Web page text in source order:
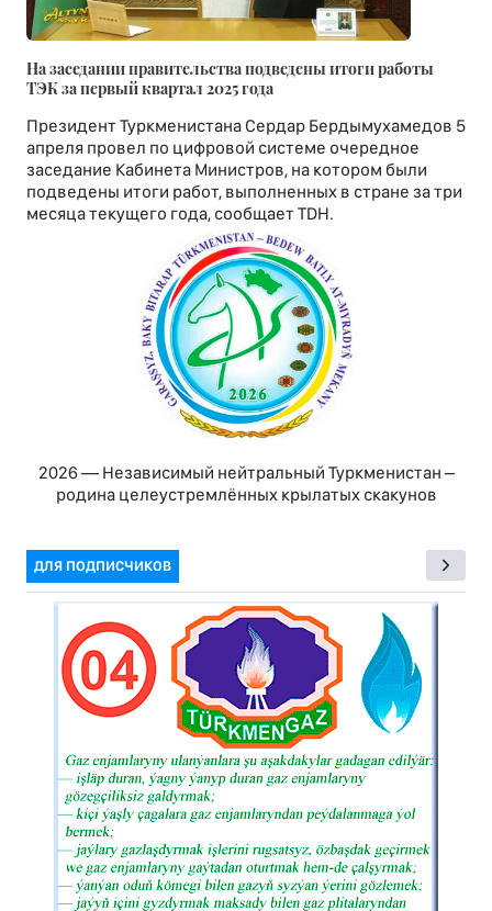
На заседании правительства подведены итоги работы
ТЭК за первый квартал 2025 года
Президент Туркменистана Сердар Бердымухамедов 5
апреля провел по цифровой системе очередное
заседание Кабинета Министров, на котором были
подведены итоги работ, выполненных в стране за три
месяца текущего года, сообщает TDH.
2026 — Независимый нейтральный Туркменистан –
родина целеустремлённых крылатых скакунов
ДЛЯ ПОДПИСЧИКОВ